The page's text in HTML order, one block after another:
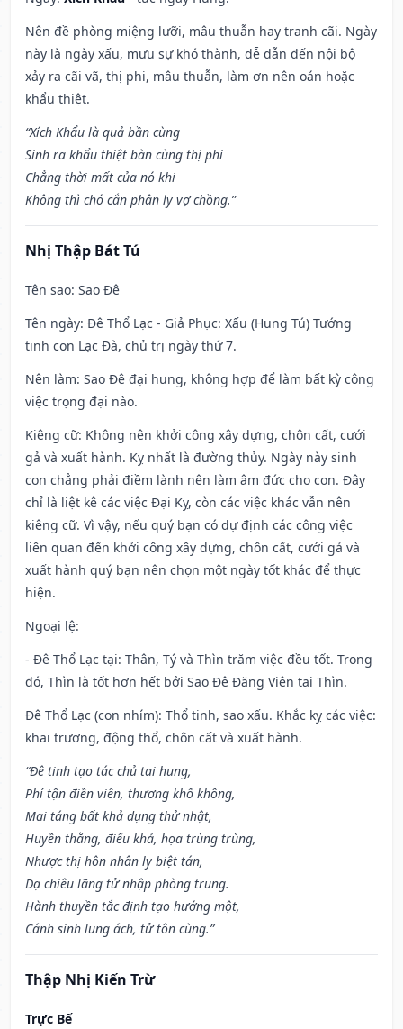
Nên đề phòng miệng lưỡi, mâu thuẫn hay tranh cãi. Ngày
này là ngày xấu, mưu sự khó thành, dễ dẫn đến nội bộ
xảy ra cãi vã, thị phi, mâu thuẫn, làm ơn nên oán hoặc
khẩu thiệt.
“Xích Khẩu là quả bần cùng
Sinh ra khẩu thiệt bàn cùng thị phi
Chẳng thời mất của nó khi
Không thì chó cắn phân ly vợ chồng.”
Nhị Thập Bát Tú
Tên sao: Sao Đê
Tên ngày: Đê Thổ Lạc - Giả Phục: Xấu (Hung Tú) Tướng
tinh con Lạc Đà, chủ trị ngày thứ 7.
Nên làm: Sao Đê đại hung, không hợp để làm bất kỳ công
việc trọng đại nào.
Kiêng cữ: Không nên khởi công xây dựng, chôn cất, cưới
gả và xuất hành. Kỵ nhất là đường thủy. Ngày này sinh
con chẳng phải điềm lành nên làm âm đức cho con. Đây
chỉ là liệt kê các việc Đại Kỵ, còn các việc khác vẫn nên
kiêng cữ. Vì vậy, nếu quý bạn có dự định các công việc
liên quan đến khởi công xây dựng, chôn cất, cưới gả và
xuất hành quý bạn nên chọn một ngày tốt khác để thực
hiện.
Ngoại lệ:
- Đê Thổ Lạc tại: Thân, Tý và Thìn trăm việc đều tốt. Trong
đó, Thìn là tốt hơn hết bởi Sao Đê Đăng Viên tại Thìn.
Đê Thổ Lạc (con nhím): Thổ tinh, sao xấu. Khắc kỵ các việc:
khai trương, động thổ, chôn cất và xuất hành.
“Đê tinh tạo tác chủ tai hung,
Phí tận điền viên, thương khố không,
Mai táng bất khả dụng thử nhật,
Huyền thằng, điếu khả, họa trùng trùng,
Nhược thị hôn nhân ly biệt tán,
Dạ chiêu lãng tử nhập phòng trung.
Hành thuyền tắc định tạo hướng một,
Cánh sinh lung ách, tử tôn cùng.”
Thập Nhị Kiến Trừ
Trực Bế